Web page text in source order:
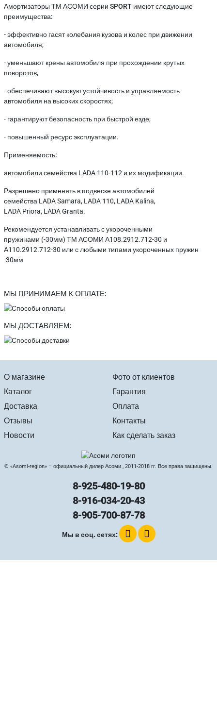
Амортизаторы ТМ АСОМИ серии SPORT имеют следующие
преимущества:
- эффективно гасят колебания кузова и колес при движении
автомобиля;
- уменьшают крены автомобиля при прохождении крутых
поворотов,
- обеспечивают высокую устойчивость и управляемость
автомобиля на высоких скоростях;
- гарантируют безопасность при быстрой езде;
- повышенный ресурс эксплуатации.
Применяемость:
автомобили семейства LADA 110-112 и их модификации.
Разрешено применять в подвеске автомобилей
семейства LADA Samara, LADA 110, LADA Kalina,
LADA Priora, LADA Granta.
Рекомендуется устанавливать с укороченными
пружинами (-30мм) ТМ АСОМИ А108.2912.712-30 и
А110.2912.712-30 или с любыми типами укороченных пружин
-30мм
МЫ ПРИНИМАЕМ К ОПЛАТЕ:
МЫ ДОСТАВЛЯЕМ:
О магазине
Каталог
Доставка
Отзывы
Новости
Фото от клиентов
Гарантия
Оплата
Контакты
Как сделать заказ
© «Asomi-region» – официальный дилер Асоми , 2011-2018 гг. Все права защищены.
8-925-480-19-80
8-916-034-20-43
8-905-700-87-78
Мы в соц. сетях: